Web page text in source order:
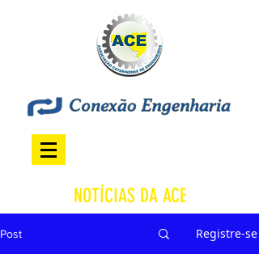
NOTÍCIAS DA ACE
Post Registre-se